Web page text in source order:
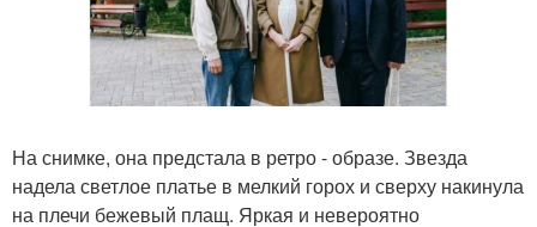
На снимке, она предстала в ретро - образе. Звезда
надела светлое платье в мелкий горох и сверху накинула
на плечи бежевый плащ. Яркая и невероятно